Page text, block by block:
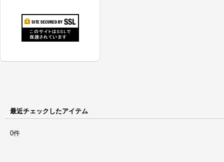
最近チェックしたアイテム
0件